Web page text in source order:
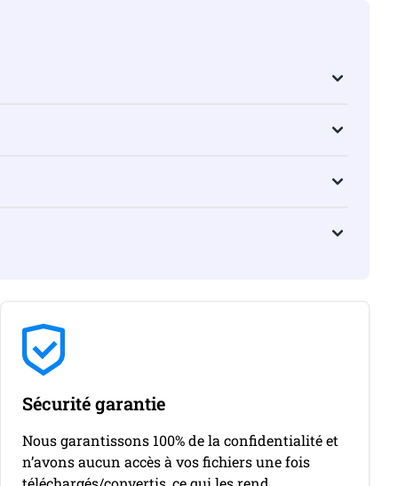
Sécurité garantie
Nous garantissons 100% de la confidentialité et
n’avons aucun accès à vos fichiers une fois